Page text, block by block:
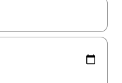
zijn, maak je een keuze